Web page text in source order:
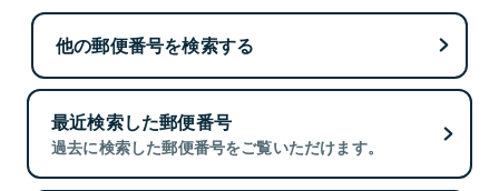
他の郵便番号を検索する
最近検索した郵便番号
過去に検索した郵便番号をご覧いただけます。